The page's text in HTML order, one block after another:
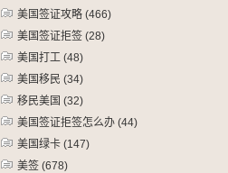
美国签证攻略 (466)
美国签证拒签 (28)
美国打工 (48)
美国移民 (34)
移民美国 (32)
美国签证拒签怎么办 (44)
美国绿卡 (147)
美签 (678)